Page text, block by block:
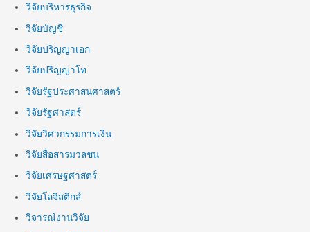
วิจัยบริหารธุรกิจ
วิจัยบัญชี
วิจัยปริญญาเอก
วิจัยปริญญาโท
วิจัยรัฐประศาสนศาสตร์
วิจัยรัฐศาสตร์
วิจัยวิศวกรรมการเงิน
วิจัยสื่อสารมวลชน
วิจัยเศรษฐศาสตร์
วิจัยโลจิสติกส์
วิจารณ์งานวิจัย